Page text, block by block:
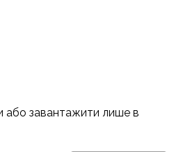
завантажити лише в